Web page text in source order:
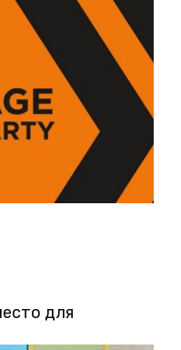
для